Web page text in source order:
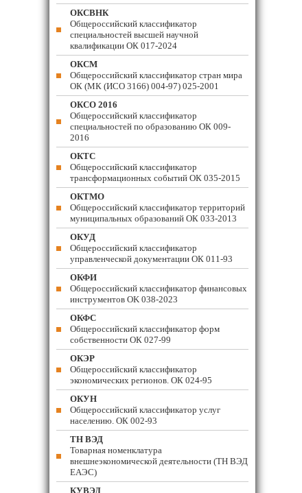
ОКСВНК
Общероссийский классификатор
специальностей высшей научной
квалификации ОК 017-2024
ОКСМ
Общероссийский классификатор стран мира
ОК (МК (ИСО 3166) 004-97) 025-2001
ОКСО 2016
Общероссийский классификатор
специальностей по образованию ОК 009-
2016
ОКТС
Общероссийский классификатор
трансформационных событий ОК 035-2015
ОКТМО
Общероссийский классификатор территорий
муниципальных образований ОК 033-2013
ОКУД
Общероссийский классификатор
управленческой документации ОК 011-93
ОКФИ
Общероссийский классификатор финансовых
инструментов OK 038-2023
ОКФС
Общероссийский классификатор форм
собственности ОК 027-99
ОКЭР
Общероссийский классификатор
экономических регионов. ОК 024-95
ОКУН
Общероссийский классификатор услуг
населению. ОК 002-93
ТН ВЭД
Товарная номенклатура
внешнеэкономической деятельности (ТН ВЭД
ЕАЭС)
КУВЭД